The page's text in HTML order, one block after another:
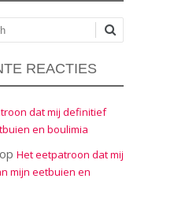
REACTIES
dat mij definitief
en boulimia
op Het eetpatroon dat mij
mijn eetbuien en